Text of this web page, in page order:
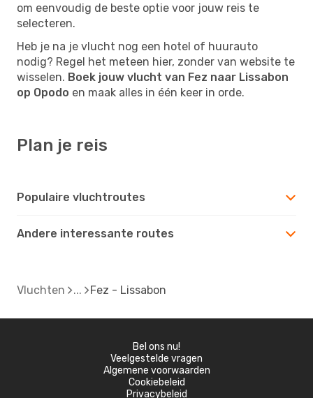
om eenvoudig de beste optie voor jouw reis te
selecteren.
Heb je na je vlucht nog een hotel of huurauto
nodig? Regel het meteen hier, zonder van website te
wisselen. Boek jouw vlucht van Fez naar Lissabon
op Opodo en maak alles in één keer in orde.
Plan je reis
Populaire vluchtroutes
Andere interessante routes
Vluchten Fez - Lissabon
Bel ons nu!
Veelgestelde vragen
Algemene voorwaarden
Cookiebeleid
Privacybeleid